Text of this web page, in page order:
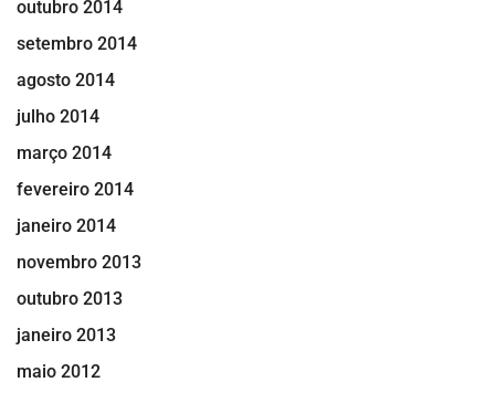
outubro 2014
setembro 2014
agosto 2014
julho 2014
março 2014
fevereiro 2014
janeiro 2014
novembro 2013
outubro 2013
janeiro 2013
maio 2012